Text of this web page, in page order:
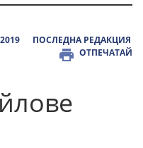
ПОСЛЕДНА РЕДАКЦИЯ
ОТПЕЧАТАЙ